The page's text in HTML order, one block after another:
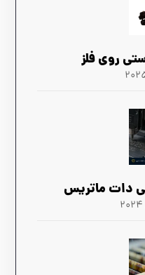
روی فلز
دات ماتریس